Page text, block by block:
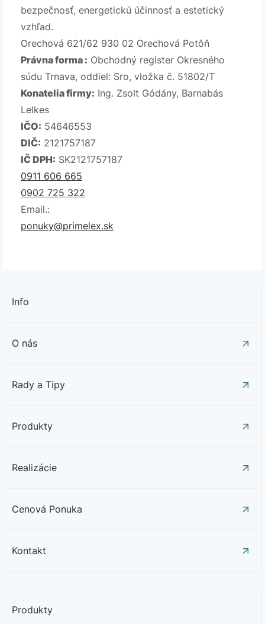
bezpečnosť, energetickú účinnosť a estetický
vzhľad.
Orechová 621/62 930 02 Orechová Potôň
Právna forma : Obchodný register Okresného
súdu Trnava, oddiel: Sro, vložka č. 51802/T
Konatelia firmy: Ing. Zsolt Gódány, Barnabás
Lelkes
IČO: 54646553
DIČ: 2121757187
IČ DPH: SK2121757187
0911 606 665
0902 725 322
Email.:
ponuky@primelex.sk
Info
O nás
Rady a Tipy
Produkty
Realizácie
Cenová Ponuka
Kontakt
Produkty